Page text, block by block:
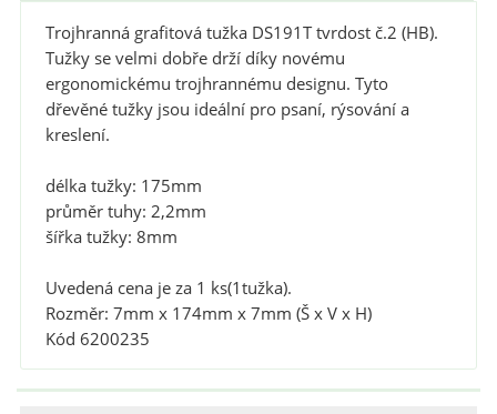
Trojhranná grafitová tužka DS191T tvrdost č.2 (HB).
Tužky se velmi dobře drží díky novému
ergonomickému trojhrannému designu. Tyto
dřevěné tužky jsou ideální pro psaní, rýsování a
kreslení.
délka tužky: 175mm
průměr tuhy: 2,2mm
šířka tužky: 8mm
Uvedená cena je za 1 ks(1tužka).
Rozměr: 7mm x 174mm x 7mm (Š x V x H)
Kód 6200235